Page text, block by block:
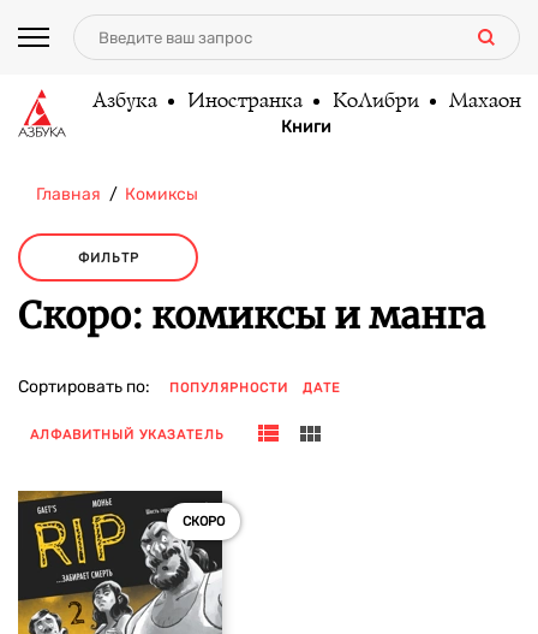
Азбука Иностранка КоЛибри Махаон
Книги
Главная Комиксы
ФИЛЬТР
Скоро: комиксы и манга
Сортировать по: ПОПУЛЯРНОСТИ ДАТЕ
АЛФАВИТНЫЙ УКАЗАТЕЛЬ
СКОРО